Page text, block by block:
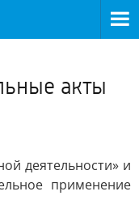
акты
деятельности» и
применение